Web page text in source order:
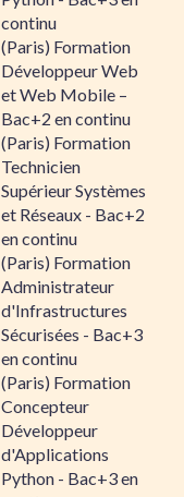
continu
(Paris) Formation
Développeur Web
et Web Mobile –
Bac+2 en continu
(Paris) Formation
Technicien
Supérieur Systèmes
et Réseaux - Bac+2
en continu
(Paris) Formation
Administrateur
d'Infrastructures
Sécurisées - Bac+3
en continu
(Paris) Formation
Concepteur
Développeur
d'Applications
Python - Bac+3 en